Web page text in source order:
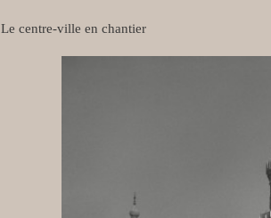
Le centre-ville en chantier